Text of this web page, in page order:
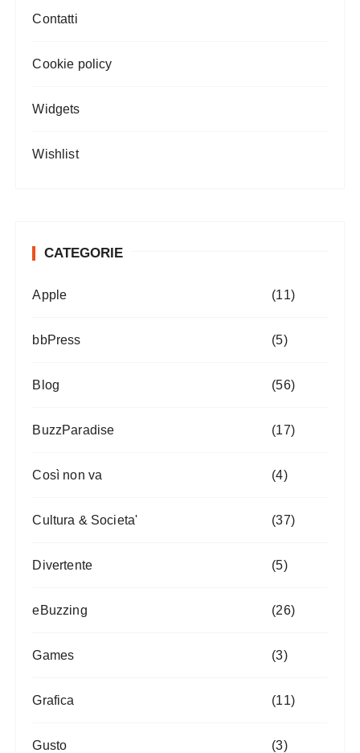
Contatti
Cookie policy
Widgets
Wishlist
CATEGORIE
Apple (11)
bbPress (5)
Blog (56)
BuzzParadise (17)
Così non va (4)
Cultura & Societa' (37)
Divertente (5)
eBuzzing (26)
Games (3)
Grafica (11)
Gusto (3)